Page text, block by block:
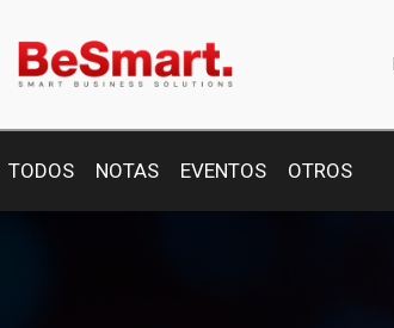
TODOS NOTAS EVENTOS OTROS